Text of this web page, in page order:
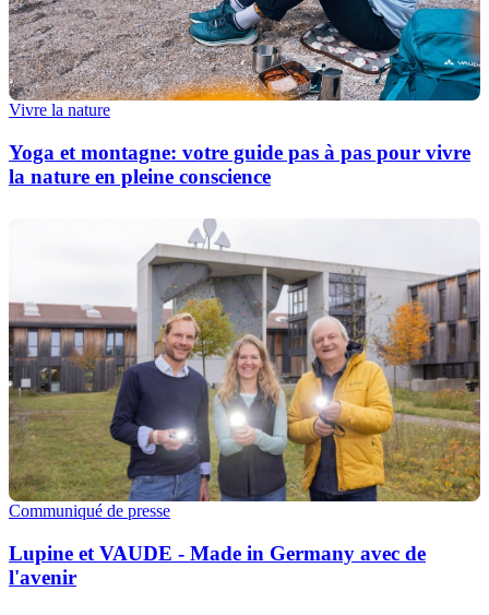
Vivre la nature
Yoga et montagne: votre guide pas à pas pour vivre
la nature en pleine conscience
Communiqué de presse
Lupine et VAUDE - Made in Germany avec de
l'avenir